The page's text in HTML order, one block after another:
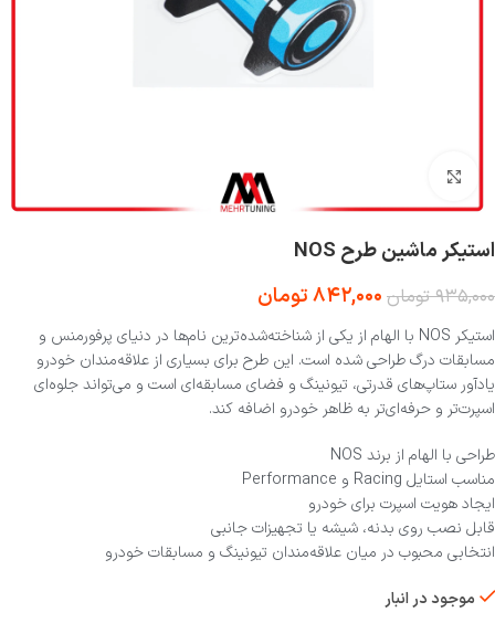
استیکر ماشین طرح NOS
۹۳۵,۰۰۰ تومان ۸۴۲,۰۰۰تومان
استیکر NOS با الهام از یکی از شناخته‌شده‌ترین نام‌ها در دنیای پرفورمنس و
مسابقات درگ طراحی شده است. این طرح برای بسیاری از علاقه‌مندان خودرو
یادآور ستاپ‌های قدرتی، تیونینگ و فضای مسابقه‌ای است و می‌تواند جلوه‌ای
اسپرت‌تر و حرفه‌ای‌تر به ظاهر خودرو اضافه کند.
طراحی با الهام از برند NOS
مناسب استایل Racing و Performance
ایجاد هویت اسپرت برای خودرو
قابل نصب روی بدنه، شیشه یا تجهیزات جانبی
انتخابی محبوب در میان علاقه‌مندان تیونینگ و مسابقات خودرو
موجود در انبار